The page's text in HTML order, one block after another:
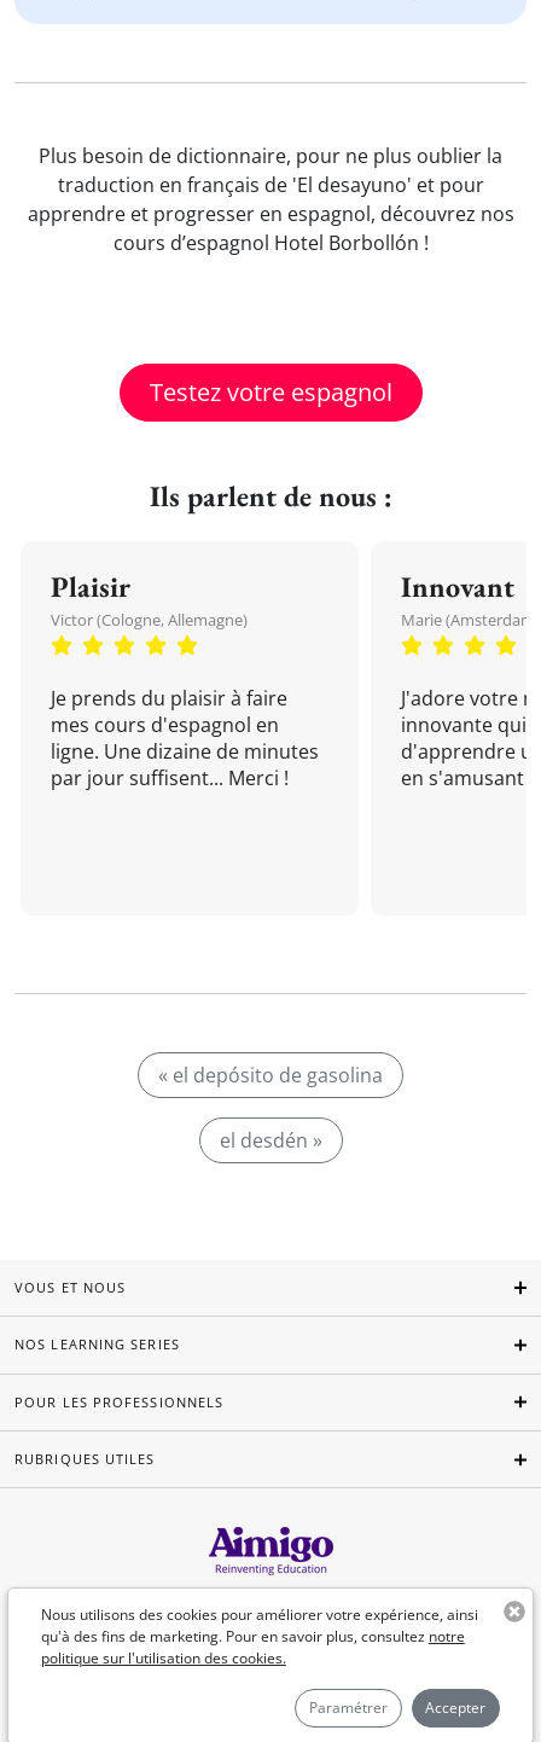
Plus besoin de dictionnaire, pour ne plus oublier la
traduction en français de 'El desayuno' et pour
apprendre et progresser en espagnol, découvrez nos
cours d’espagnol Hotel Borbollón !
Testez votre espagnol
Ils parlent de nous :
Plaisir
Victor (Cologne, Allemagne)
Je prends du plaisir à faire
mes cours d'espagnol en
ligne. Une dizaine de minutes
par jour suffisent... Merci !
Innovant
Marie (Amsterdam,
J'adore votre
innovante qui
d'apprendre
en s'amusant !
« el depósito de gasolina
el desdén »
Nous utilisons des cookies pour améliorer votre expérience, ainsi
qu'à des fins de marketing. Pour en savoir plus, consultez notre
politique sur l'utilisation des cookies.
Paramétrer Accepter
VOUS ET NOUS
NOS LEARNING SERIES
POUR LES PROFESSIONNELS
RUBRIQUES UTILES
Français
©Aimigo 2026